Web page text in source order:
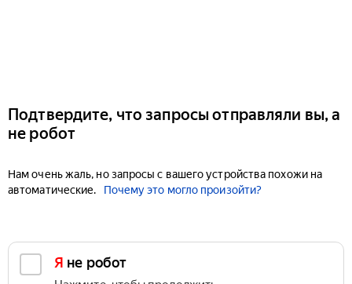
Подтвердите, что запросы отправляли вы, а
не робот
Нам очень жаль, но запросы с вашего устройства похожи на
автоматические.
Почему это могло произойти?
Я не робот